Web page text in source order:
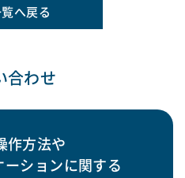
へ戻る
合わせ
作方法や
ションに関する